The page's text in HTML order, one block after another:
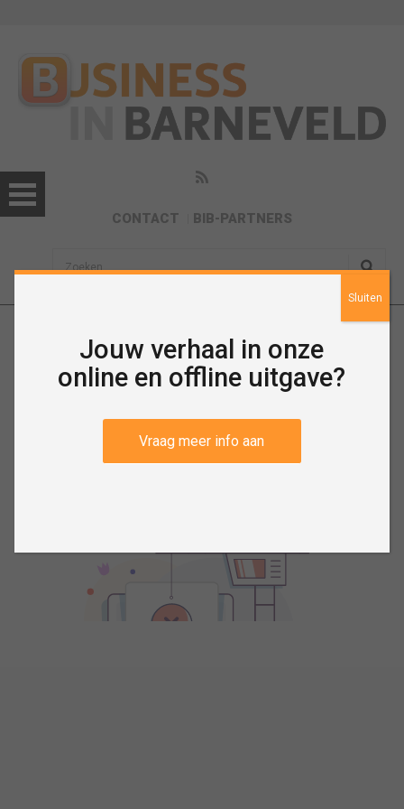
CONTACT BIB-PARTNERS
sisea.search
Juni 2018
Jouw verhaal in onze
online en offline uitgave?
Vraag meer info aan
Sluiten